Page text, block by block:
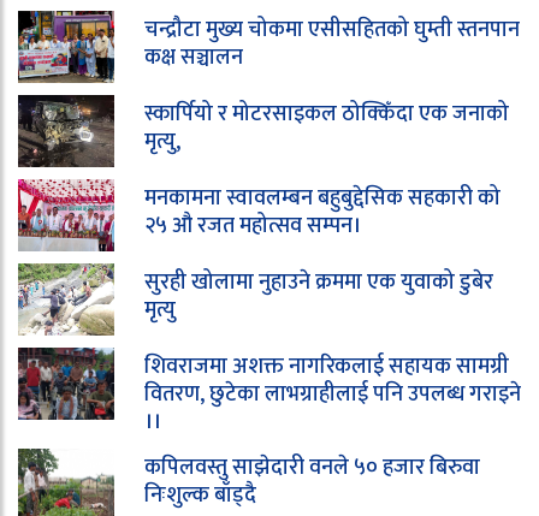
चन्द्रौटा मुख्य चोकमा एसीसहितको घुम्ती स्तनपान
कक्ष सञ्चालन
स्कार्पियो र मोटरसाइकल ठोक्किँदा एक जनाको
मृत्यु,
मनकामना स्वावलम्बन बहुबुद्देसिक सहकारी को
२५ औ रजत महोत्सव सम्पन।
सुरही खोलामा नुहाउने क्रममा एक युवाको डुबेर
मृत्यु
शिवराजमा अशक्त नागरिकलाई सहायक सामग्री
वितरण, छुटेका लाभग्राहीलाई पनि उपलब्ध गराइने
।।
कपिलवस्तु साझेदारी वनले ५० हजार बिरुवा
निःशुल्क बाँड्दै